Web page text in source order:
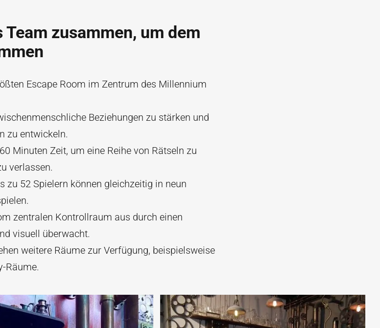
zusammen, um dem
Escape Room im Zentrum des Millennium
Beziehungen zu stärken und
zu entwickeln.
Minuten Zeit, um eine Reihe von Rätseln zu
verlassen.
zu 52 Spielern können gleichzeitig in neun
zentralen Kontrollraum aus durch einen
visuell überwacht.
weitere Räume zur Verfügung, beispielsweise
Räume.